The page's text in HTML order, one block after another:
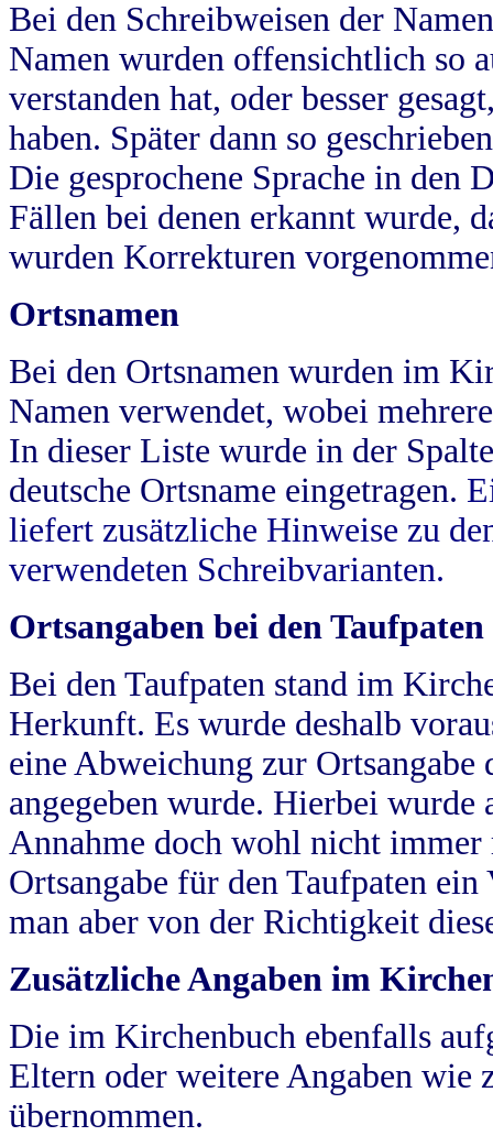
Bei den Schreibweisen der
Namen wurden offensichtlich so
verstanden hat, oder besser
haben. Später dann so
Die gesprochene Sprache in
Fällen bei denen erkannt wurde,
wurden Korrekturen
Ortsnamen
Bei den Ortsnamen wurden im
Namen verwendet, wobei
In dieser Liste wurde in der
deutsche Ortsname eingetragen.
liefert zusätzliche Hinweise zu
verwendeten Schreibvarianten.
Ortsangaben bei den Taufpaten
Bei den Taufpaten stand im
Herkunft. Es wurde deshalb
eine Abweichung zur
angegeben wurde. Hierbei wurde
Annahme doch wohl nicht
Ortsangabe für den Taufpaten
man aber von der Richtigkeit
Zusätzliche Angaben im
Die im Kirchenbuch ebenfalls
Eltern oder weitere Angaben wie
übernommen.